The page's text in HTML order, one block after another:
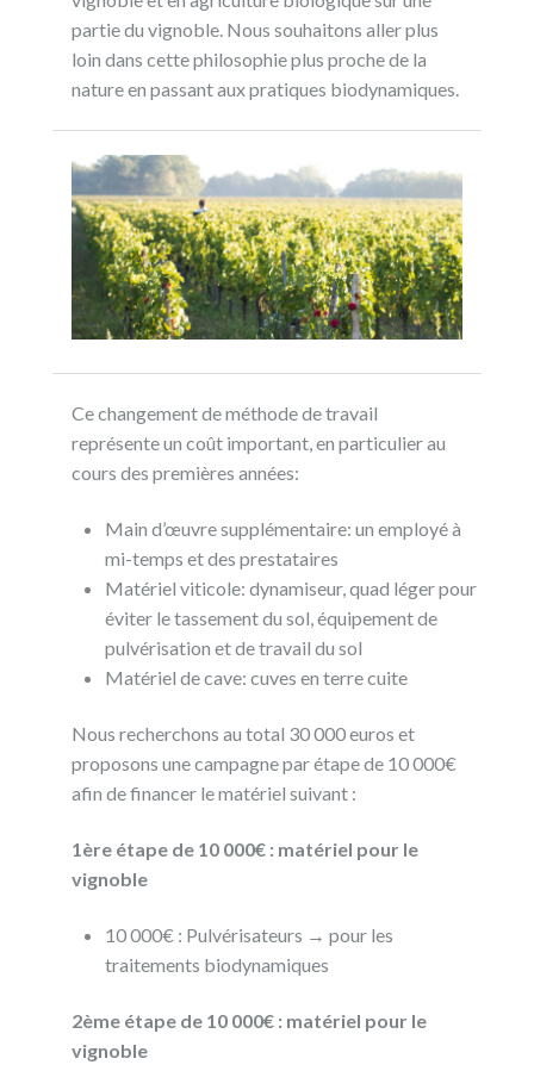
partie du vignoble. Nous souhaitons aller plus
loin dans cette philosophie plus proche de la
nature en passant aux pratiques biodynamiques.
Ce changement de méthode de travail
représente un coût important, en particulier au
cours des premières années:
Main d’œuvre supplémentaire: un employé à
mi-temps et des prestataires
Matériel viticole: dynamiseur, quad léger pour
éviter le tassement du sol, équipement de
pulvérisation et de travail du sol
Matériel de cave: cuves en terre cuite
Nous recherchons au total 30 000 euros et
proposons une campagne par étape de 10 000€
afin de financer le matériel suivant :
1ère étape de 10 000€ : matériel pour le
vignoble
10 000€ : Pulvérisateurs → pour les
traitements biodynamiques
2ème étape de 10 000€ : matériel pour le
vignoble